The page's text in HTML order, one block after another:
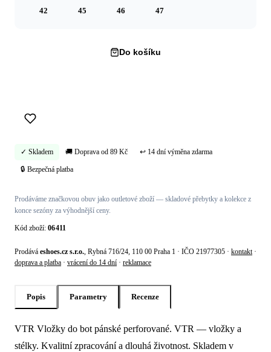
42 45 46 47
Do košíku
✓ Skladem 🚚 Doprava od 89 Kč ↩ 14 dní výměna zdarma
🔒 Bezpečná platba
Prodáváme značkovou obuv jako outletové zboží — skladové přebytky a kolekce z
konce sezóny za výhodnější ceny.
Kód zboží: 06411
Prodává eshoes.cz s.r.o. , Rybná 716/24, 110 00 Praha 1 · IČO 21977305 · kontakt ·
doprava a platba · vrácení do 14 dní · reklamace
Popis Parametry Recenze
Popis produktu VTR Vložky do bot
VTR Vložky do bot pánské perforované. VTR — vložky a
stélky. Kvalitní zpracování a dlouhá životnost. Skladem v